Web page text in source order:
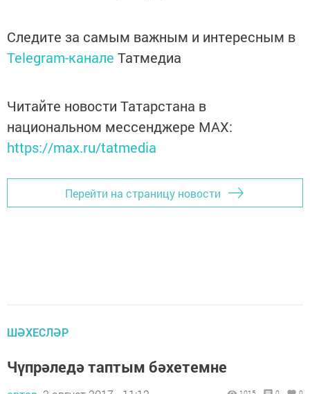
Следите за самым важным и интересным в
Telegram-канале Татмедиа
Читайте новости Татарстана в
национальном мессенджере MАХ:
https://max.ru/tatmedia
Перейти на страницу новости
ШӘХЕСЛӘР
Чүпрәледә таптым бәхетемне